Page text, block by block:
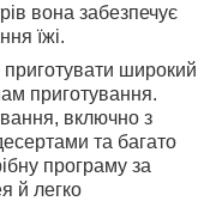
вона забезпечує
їжі.
широкий
приготування.
включно з
та багато
програму за
й легко